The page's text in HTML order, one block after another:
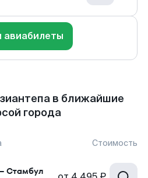
авиабилеты
в ближайшие
города
Стоимость
Стамбул